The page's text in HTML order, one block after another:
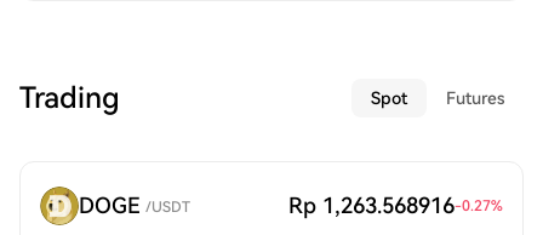
Trading Spot Futures
DOGE /USDT Rp 1,263.568916-0.27%